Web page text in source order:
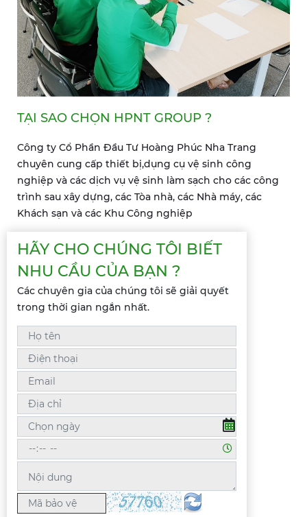
TẠI SAO CHỌN HPNT GROUP ?
Công ty Cổ Phần Đầu Tư Hoàng Phúc Nha Trang
chuyên cung cấp thiết bị,dụng cụ vệ sinh công
nghiệp và các dịch vụ vệ sinh làm sạch cho các công
trình sau xây dựng, các Tòa nhà, các Nhà máy, các
Khách sạn và các Khu Công nghiệp
HÃY CHO CHÚNG TÔI BIẾT
NHU CẦU CỦA BẠN ?
Các chuyên gia của chúng tôi sẽ giải quyết
trong thời gian ngắn nhất.